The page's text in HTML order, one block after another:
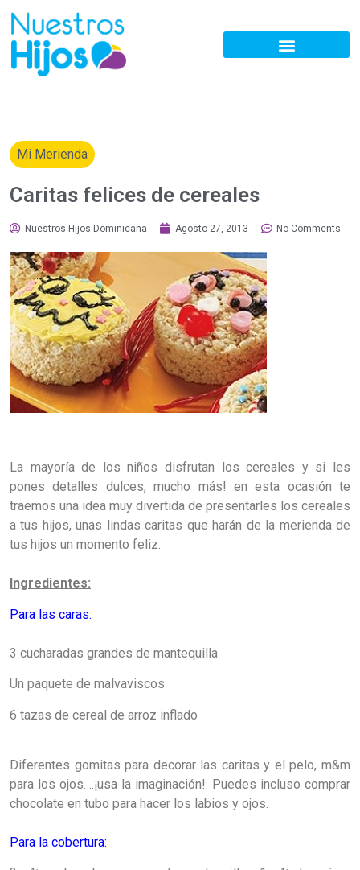
Mi Merienda
Caritas felices de cereales
Nuestros Hijos Dominicana Agosto 27, 2013 No Comments
La mayoría de los niños disfrutan los cereales y si les
pones detalles dulces, mucho más! en esta ocasión te
traemos una idea muy divertida de presentarles los cereales
a tus hijos, unas lindas caritas que harán de la merienda de
tus hijos un momento feliz.
Ingredientes:
Para las caras:
3 cucharadas grandes de mantequilla
Un paquete de malvaviscos
6 tazas de cereal de arroz inflado
Diferentes gomitas para decorar las caritas y el pelo, m&m
para los ojos….¡usa la imaginación!. Puedes incluso comprar
chocolate en tubo para hacer los labios y ojos.
Para la cobertura: